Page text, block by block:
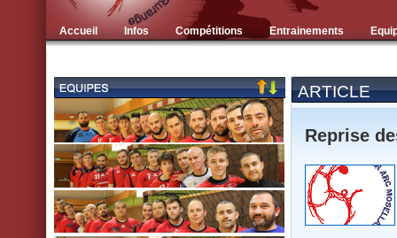
Accueil Infos Compétitions Entrainements
ARTICLE
Reprise